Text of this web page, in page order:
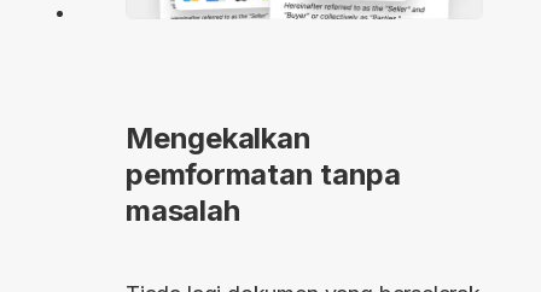
Mengekalkan
pemformatan tanpa
masalah